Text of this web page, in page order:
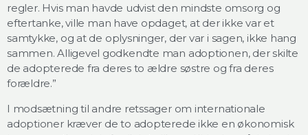
regler. Hvis man havde udvist den mindste omsorg og
eftertanke, ville man have opdaget, at der ikke var et
samtykke, og at de oplysninger, der var i sagen, ikke hang
sammen. Alligevel godkendte man adoptionen, der skilte
de adopterede fra deres to ældre søstre og fra deres
forældre.”
I modsætning til andre retssager om internationale
adoptioner kræver de to adopterede ikke en økonomisk